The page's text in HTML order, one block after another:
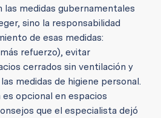
las medidas gubernamentales
sino la responsabilidad
de esas medidas:
refuerzo), evitar
cerrados sin ventilación y
medidas de higiene personal.
es opcional en espacios
que el especialista dejó